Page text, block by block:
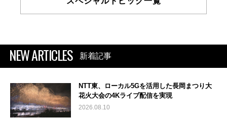
NEW ARTICLES 新着記事
NTT東、ローカル5Gを活用した長岡まつり大
花火大会の4Kライブ配信を実現
2026.08.10